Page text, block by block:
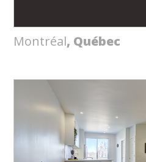
Montréal, Québec